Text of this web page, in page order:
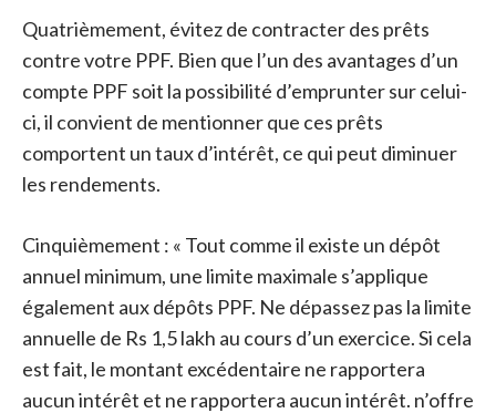
Quatrièmement, évitez de contracter des prêts
contre votre PPF. Bien que l’un des avantages d’un
compte PPF soit la possibilité d’emprunter sur celui-
ci, il convient de mentionner que ces prêts
comportent un taux d’intérêt, ce qui peut diminuer
les rendements.
Cinquièmement : « Tout comme il existe un dépôt
annuel minimum, une limite maximale s’applique
également aux dépôts PPF. Ne dépassez pas la limite
annuelle de Rs 1,5 lakh au cours d’un exercice. Si cela
est fait, le montant excédentaire ne rapportera
aucun intérêt et ne rapportera aucun intérêt. n’offre